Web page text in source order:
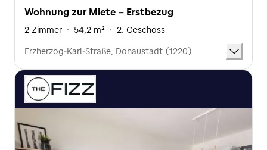
Wohnung zur Miete - Erstbezug
2 Zimmer · 54,2 m² · 2. Geschoss
Erzherzog-Karl-Straße, Donaustadt (1220)